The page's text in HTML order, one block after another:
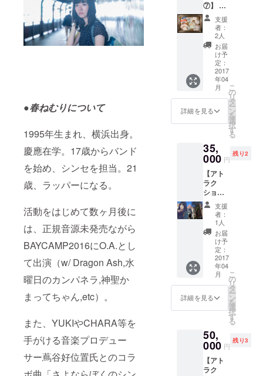
●春ねむりについて
1995年生まれ、横浜出身。
慶應在学。17歳からバンド
を始め、シンセを担当。21
歳、ラッパーになる。
活動をはじめて数ヶ月後に
は、正規音源未発売ながら
BAYCAMP2016にO.A.とし
て出演（w/ Dragon Ash,水
曜日のカンパネラ,神聖か
まってちゃん,etc）。
また、YUKIやCHARA等を
手がける音楽プロデュー
サー蔦谷好位置氏とのコラ
ンデレ
ラMV収
録DVD
・撮影
で使用
した備
品をプ
レゼン
ト（選
べませ
ん。ガ
ラス破
りま
す） ・
ここで
しか見
れない‼︎
MV撮影
メイキ
ング映
像デー
タ
時〜12
時 雨天
決行 ※
そのま
まお花
見へ参
加も可
能です
※別途ご
自身の
飲食代
はかか
り！
待って
るぜ！
byマ
ネー
ジャー
⑦】 ・
お礼の
お手紙
・春ね
むりス
テッ
カー（3
枚セッ
ト） ・
MVにお
名前を
クレ
ジット
記載 ・
IRE限
定‼︎さよ
ならぼ
くのシ
ンデレ
ラTシャ
ツ
（バッ
クスタ
イルは
春ねむ
りが手
書きで
支援者
様のお
名前を
記名し
す） ・
完成し
たさよ
ならぼ
くのシ
支援
者：
2人
お届
け予
定：
2017
年04
月
詳細を見る
こ
の
リ
タ
ー
ン
を
選
択
す
る
35,
000 円
残り2
【アト
ラク
ション
系④】
春ねむ
りと学
内探訪‼︎
慶應大
学内を
春ねむ
りと歩
きます
♡ 学食
を一緒
に食べ
よう。
援者様
がい
らっ
しゃる
場合は1
支援
者：
1人
お届
け予
定：
2017
年04
月
詳細を見る
こ
の
リ
タ
ー
ン
を
選
択
す
る
50,
000 円
残り3
【アト
ラク